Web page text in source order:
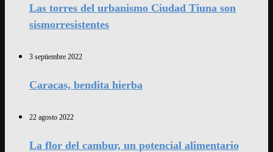
Las torres del urbanismo Ciudad Tiuna son
sismorresistentes
3 septiembre 2022
Caracas, bendita hierba
22 agosto 2022
La flor del cambur, un potencial alimentario